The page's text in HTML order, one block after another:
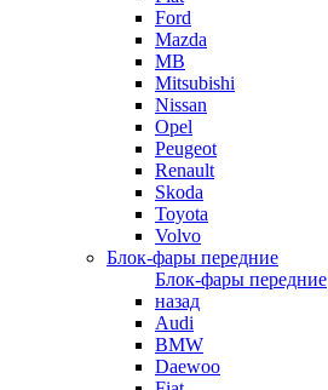
Ford
Mazda
MB
Mitsubishi
Nissan
Opel
Peugeot
Renault
Skoda
Toyota
Volvo
Блок-фары передние
Блок-фары передние
назад
Audi
BMW
Daewoo